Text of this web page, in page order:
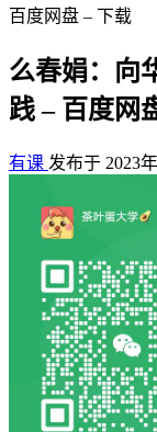
百度网盘 – 下载
么春娟：向
践 – 百度网
有课 发布于 2023